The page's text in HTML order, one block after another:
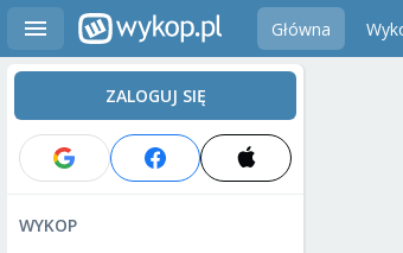
Główna
ZALOGUJ SIĘ
WYKOP